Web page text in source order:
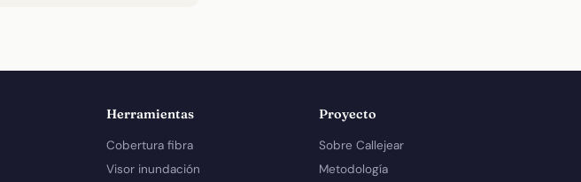
Herramientas
Cobertura fibra
Visor inundación
Proyecto
Sobre Callejear
Metodología